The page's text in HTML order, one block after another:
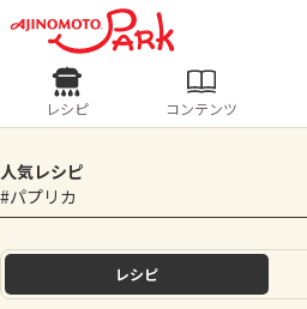
ログインするとレシ
ホーム
レシピ
人気の食材・レシピ
きゅうり
レシピ コンテンツ
人気レシピ
#パプリカ
レシピ